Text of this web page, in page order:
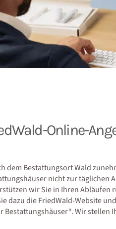
Online-
dem Bestattungsort Wald
nicht zur täglichen
wir Sie in Ihren Abläufen
dazu die FriedWald-Website
Wir stellen